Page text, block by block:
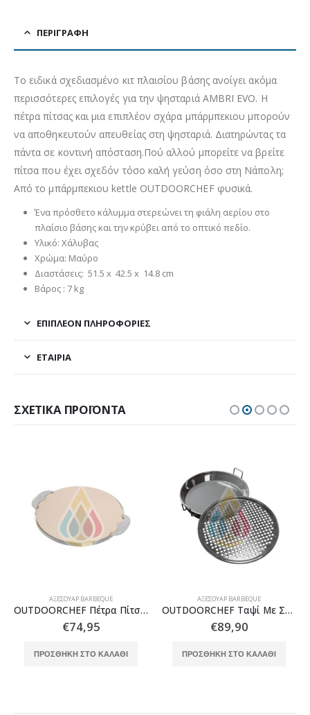
ΠΕΡΙΓΡΑΦΉ
Το ειδικά σχεδιασμένο κιτ πλαισίου βάσης ανοίγει ακόμα
περισσότερες επιλογές για την ψησταριά AMBRI EVO. Η
πέτρα πίτσας και μια επιπλέον σχάρα μπάρμπεκιου μπορούν
να αποθηκευτούν απευθείας στη ψησταριά. Διατηρώντας τα
πάντα σε κοντινή απόσταση.Πού αλλού μπορείτε να βρείτε
πίτσα που έχει σχεδόν τόσο καλή γεύση όσο στη Νάπολη;
Από το μπάρμπεκιου kettle OUTDOORCHEF φυσικά.
Ένα πρόσθετο κάλυμμα στερεώνει τη φιάλη αερίου στο
πλαίσιο βάσης και την κρύβει από το οπτικό πεδίο.
Υλικό: Χάλυβας
Χρώμα: Μαύρο
Διαστάσεις: 51.5 x 42.5 x 14.8 cm
Βάρος : 7 kg
ΕΠΙΠΛΈΟΝ ΠΛΗΡΟΦΟΡΊΕΣ
ΕΤΑΙΡΊΑ
ΣΧΕΤΙΚΆ ΠΡΟΪΌΝΤΑ
ΑΞΕΣΟΥΆΡ BARBEQUE
OUTDOORCHEF Πέτρα Πίτσας 570
€74,95
ΠΡΟΣΘΉΚΗ ΣΤΟ ΚΑΛΆΘΙ
ΑΞΕΣΟΥΆΡ BARBEQUE
OUTDOORCHEF Ταψί Με Σχάρα Διάτρητη 480/570 2 Μέρη
€89,90
ΠΡΟΣΘΉΚΗ ΣΤΟ ΚΑΛΆΘΙ